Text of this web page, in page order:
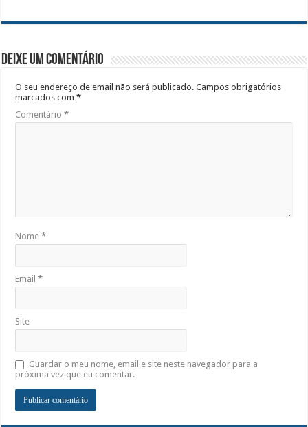
Deixe um comentário
O seu endereço de email não será publicado. Campos obrigatórios
marcados com*
Comentário*
Nome*
Email*
Site
Guardar o meu nome, email e site neste navegador para a
próxima vez que eu comentar.